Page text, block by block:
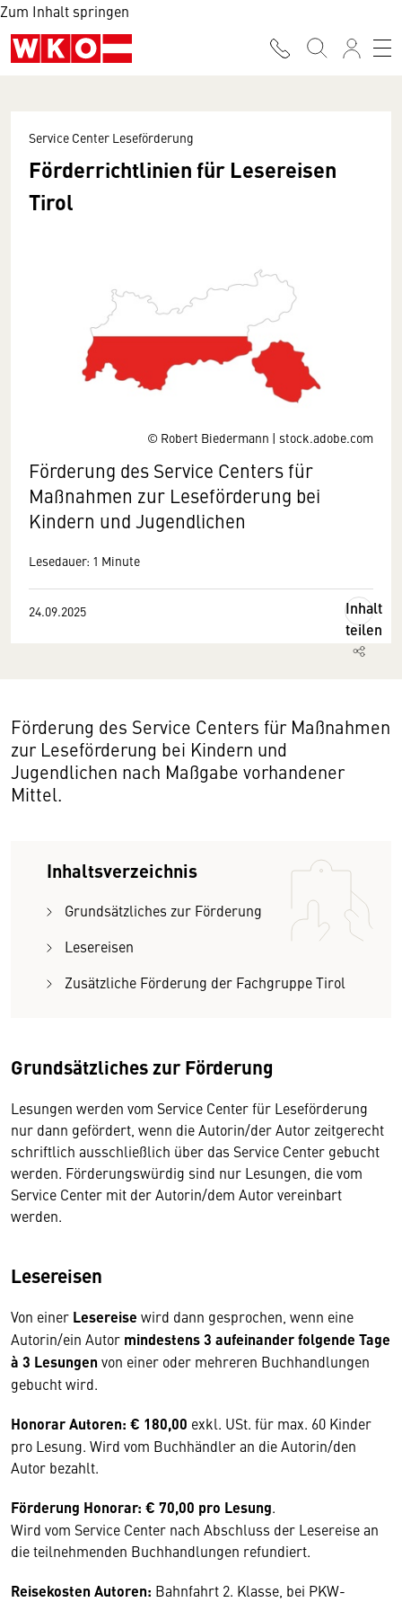
Zum Inhalt springen
© Robert Biedermann | stock.adobe.com
Service Center Leseförderung
Förderrichtlinien für Lesereisen
Tirol
Förderung des Service Centers für
Maßnahmen zur Leseförderung bei
Kindern und Jugendlichen
Lesedauer: 1 Minute
24.09.2025
Inhalt
teilen
Förderung des Service Centers für Maßnahmen
zur Leseförderung bei Kindern und
Jugendlichen nach Maßgabe vorhandener
Mittel.
Inhaltsverzeichnis
Grundsätzliches zur Förderung
Lesereisen
Zusätzliche Förderung der Fachgruppe Tirol
Grundsätzliches zur Förderung
Lesungen werden vom Service Center für Leseförderung
nur dann gefördert, wenn die Autorin/der Autor zeitgerecht
schriftlich ausschließlich über das Service Center gebucht
werden. Förderungswürdig sind nur Lesungen, die vom
Service Center mit der Autorin/dem Autor vereinbart
werden.
Lesereisen
Von einer Lesereise wird dann gesprochen, wenn eine
Autorin/ein Autor mindestens 3 aufeinander folgende Tage
à 3 Lesungen von einer oder mehreren Buchhandlungen
gebucht wird.
Honorar Autoren: € 180,00 exkl. USt. für max. 60 Kinder
pro Lesung. Wird vom Buchhändler an die Autorin/den
Autor bezahlt.
Förderung Honorar: € 70,00 pro Lesung.
Wird vom Service Center nach Abschluss der Lesereise an
die teilnehmenden Buchhandlungen refundiert.
Reisekosten Autoren: Bahnfahrt 2. Klasse, bei PKW-